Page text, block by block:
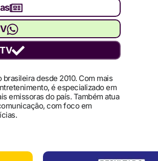
desde 2010. Com mais
é especializado em
emissoras do país. Também atua
com foco em